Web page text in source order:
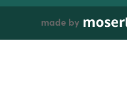
made by